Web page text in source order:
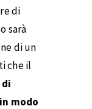
di
sarà
di un
che il
modo